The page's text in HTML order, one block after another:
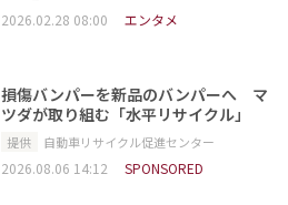
2026.02.28 08:00 エンタメ
損傷バンパーを新品のバンパーへ マ
ツダが取り組む「水平リサイクル」
提供 自動車リサイクル促進センター
2026.08.06 14:12 SPONSORED